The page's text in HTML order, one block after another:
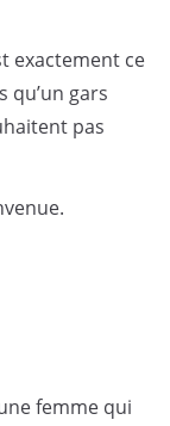
exactement ce
qu’un gars
pas
femme qui